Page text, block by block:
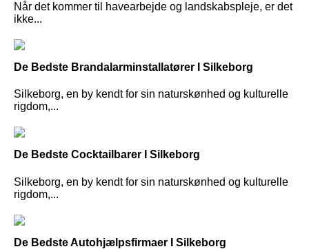
Når det kommer til havearbejde og landskabspleje, er det
ikke...
De Bedste Brandalarminstallatører I Silkeborg
Silkeborg, en by kendt for sin naturskønhed og kulturelle
rigdom,...
De Bedste Cocktailbarer I Silkeborg
Silkeborg, en by kendt for sin naturskønhed og kulturelle
rigdom,...
De Bedste Autohjælpsfirmaer I Silkeborg